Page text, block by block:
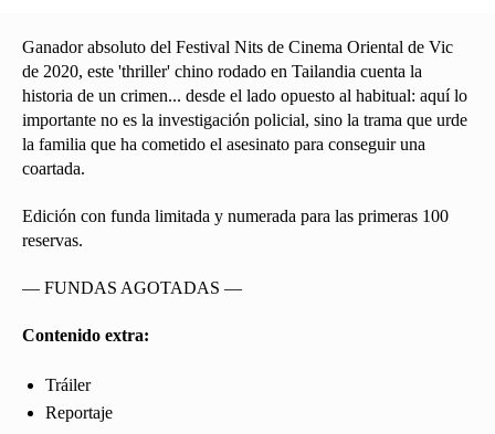
Ganador absoluto del Festival Nits de Cinema Oriental de Vic
de 2020, este 'thriller' chino rodado en Tailandia cuenta la
historia de un crimen... desde el lado opuesto al habitual: aquí lo
importante no es la investigación policial, sino la trama que urde
la familia que ha cometido el asesinato para conseguir una
coartada.
Edición con funda limitada y numerada para las primeras 100
reservas.
— FUNDAS AGOTADAS —
Contenido extra:
Tráiler
Reportaje